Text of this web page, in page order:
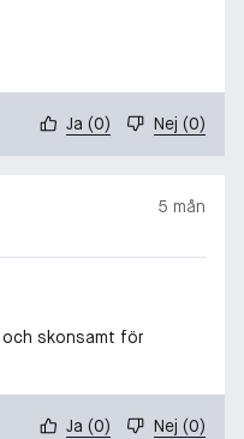
Ja (0) Nej (0)
5 mån
och skonsamt för
Ja (0) Nej (0)